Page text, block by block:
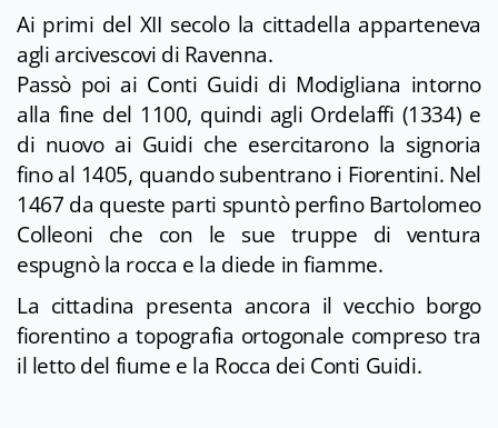
Ai primi del XII secolo la cittadella apparteneva
agli arcivescovi di Ravenna.
Passò poi ai Conti Guidi di Modigliana intorno
alla fine del 1100, quindi agli Ordelaffi (1334) e
di nuovo ai Guidi che esercitarono la signoria
fino al 1405, quando subentrano i Fiorentini. Nel
1467 da queste parti spuntò perfino Bartolomeo
Colleoni che con le sue truppe di ventura
espugnò la rocca e la diede in fiamme.
La cittadina presenta ancora il vecchio borgo
fiorentino a topografia ortogonale compreso tra
il letto del fiume e la Rocca dei Conti Guidi.